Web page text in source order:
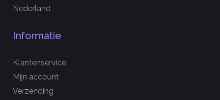
Nederland
Informatie
Klantenservice
Mijn account
Verzending